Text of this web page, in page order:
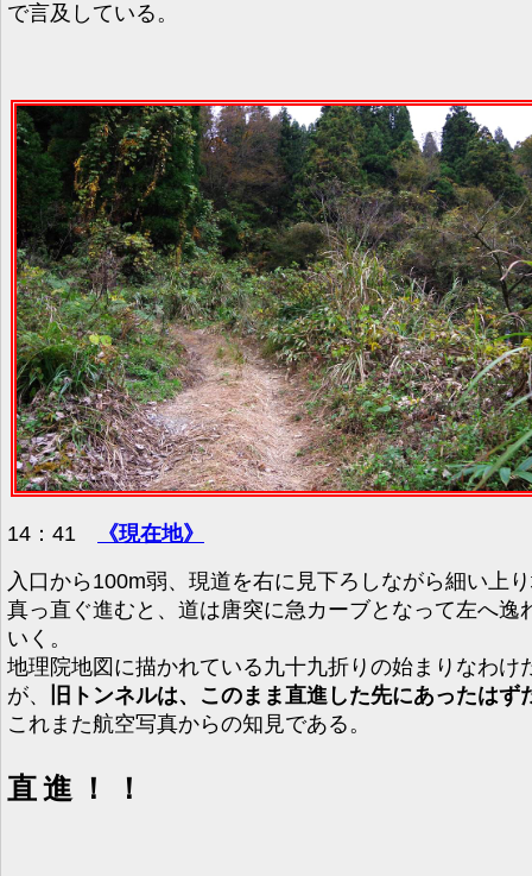
で言及している。
14：41
《現在地》
入口から100m弱、現道を右に見下ろしながら細い上
真っ直ぐ進むと、道は唐突に急カーブとなって左へ逸
いく。
地理院地図に描かれている九十九折りの始まりなわけ
が、
旧トンネルは、このまま直進した先にあったはず
これまた航空写真からの知見である。
直進！！